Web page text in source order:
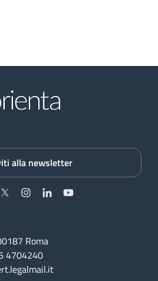
alla newsletter
Twitter Instagram
Linkedin
Roma
4704240